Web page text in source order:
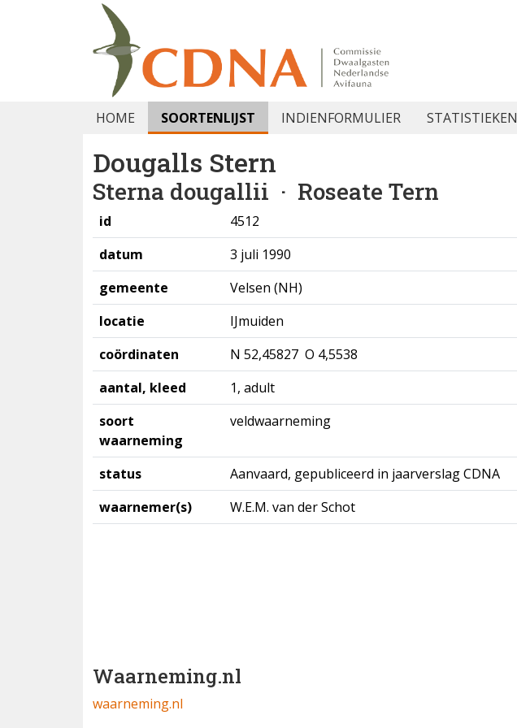
HOME SOORTENLIJST INDIENFORMULIER STATISTIEKEN
Dougalls Stern
Sterna dougallii · Roseate Tern
id
4512
datum
3 juli 1990
gemeente
Velsen (NH)
locatie
IJmuiden
coördinaten
N 52,45827 O 4,5538
aantal, kleed
1, adult
soort
waarneming
veldwaarneming
status
Aanvaard, gepubliceerd in jaarverslag CDNA
waarnemer(s)
W.E.M. van der Schot
Waarneming.nl
waarneming.nl